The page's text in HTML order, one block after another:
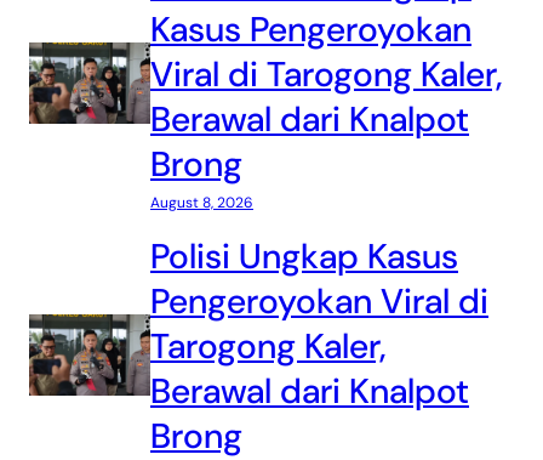
Kasus Pengeroyokan
Viral di Tarogong Kaler,
Berawal dari Knalpot
Brong
August 8, 2026
Polisi Ungkap Kasus
Pengeroyokan Viral di
Tarogong Kaler,
Berawal dari Knalpot
Brong